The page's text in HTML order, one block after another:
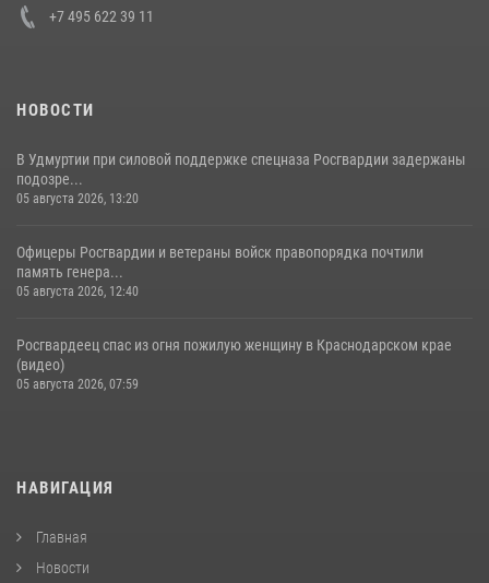
+7 495 622 39 11
НОВОСТИ
В Удмуртии при силовой поддержке спецназа Росгвардии задержаны
подозре...
05 августа 2026, 13:20
Офицеры Росгвардии и ветераны войск правопорядка почтили
память генера...
05 августа 2026, 12:40
Росгвардеец спас из огня пожилую женщину в Краснодарском крае
(видео)
05 августа 2026, 07:59
НАВИГАЦИЯ
Главная
Новости